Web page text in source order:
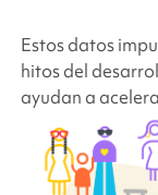
Estos datos
hitos del
ayudan a